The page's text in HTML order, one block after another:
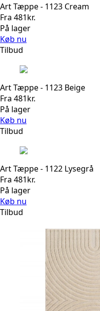
Art Tæppe - 1123 Cream
Fra 481kr.
På lager
Køb nu
Tilbud
Art Tæppe - 1123 Beige
Fra 481kr.
På lager
Køb nu
Tilbud
Art Tæppe - 1122 Lysegrå
Fra 481kr.
På lager
Køb nu
Tilbud